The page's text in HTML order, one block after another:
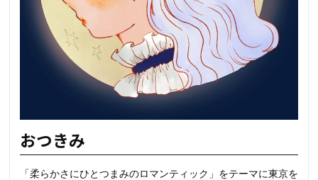
おつきみ
「柔らかさにひとつまみのロマンティック」をテーマに東京を